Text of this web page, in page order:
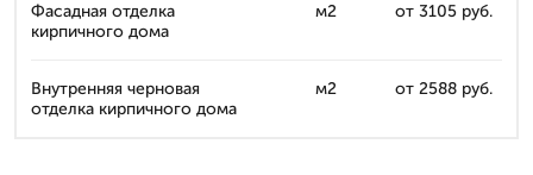
Фасадная отделка
кирпичного дома
м2 от 3105 руб.
Внутренняя черновая
отделка кирпичного дома
м2 от 2588 руб.